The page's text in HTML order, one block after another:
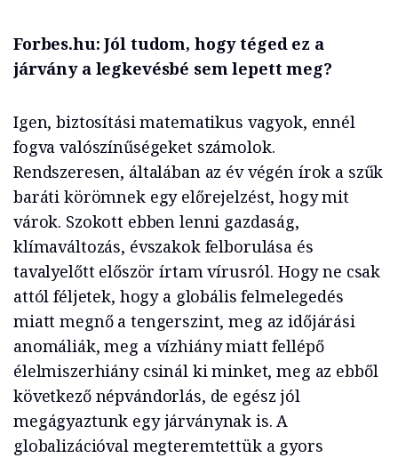
Forbes.hu: Jól tudom, hogy téged ez a
járvány a legkevésbé sem lepett meg?
Igen, biztosítási matematikus vagyok, ennél
fogva valószínűségeket számolok.
Rendszeresen, általában az év végén írok a szűk
baráti körömnek egy előrejelzést, hogy mit
várok. Szokott ebben lenni gazdaság,
klímaváltozás, évszakok felborulása és
tavalyelőtt először írtam vírusról. Hogy ne csak
attól féljetek, hogy a globális felmelegedés
miatt megnő a tengerszint, meg az időjárási
anomáliák, meg a vízhiány miatt fellépő
élelmiszerhiány csinál ki minket, meg az ebből
következő népvándorlás, de egész jól
megágyaztunk egy járványnak is. A
globalizációval megteremtettük a gyors